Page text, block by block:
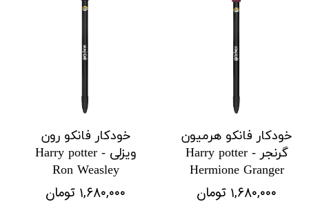
خودکار فانکو هرمیون
گرنجر Harry potter -
Hermione Granger
۱,۶۸۰,۰۰۰ تومان
خودکار فانکو رون
ویزلی Harry potter -
Ron Weasley
۱,۶۸۰,۰۰۰ تومان